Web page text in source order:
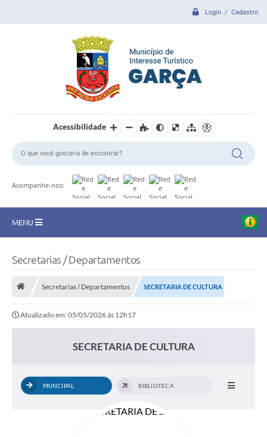
Login / Cadastro
Acessibilidade
Acompanhe-nos:
MENU
CIDADE
Prefeitura
DIÁRIO OFICIAL
LEGISLAÇÃO
Secretarias / Departamentos
Secretarias / Departamentos SECRETARIA DE CULTURA
Atualizado em: 05/05/2026 às 12h17
SECRETARIA DE CULTURA
PRINCIPAL BIBLIOTECA